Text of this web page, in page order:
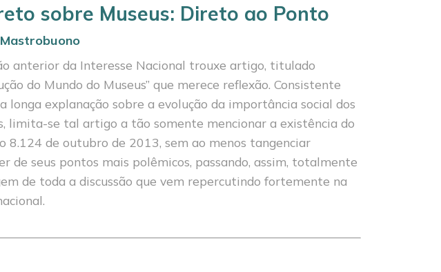
sobre Museus: Direto ao Ponto
anterior da Interesse Nacional trouxe artigo, titulado
do Mundo do Museus” que merece refle­xão. Consistente
longa explanação sobre a evolução da importância social dos
li­mita-se tal artigo a tão somente mencionar a existência do
8.124 de outubro de 2013, sem ao menos tangenciar
de seus pon­tos mais polêmicos, passando, assim, totalmente
de toda a discussão que vem repercu­tindo fortemente na